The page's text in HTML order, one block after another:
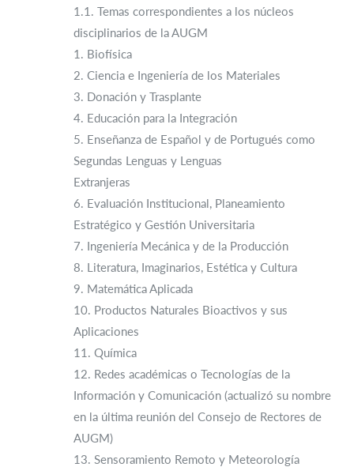
1.1. Temas correspondientes a los núcleos
disciplinarios de la AUGM
1. Biofísica
2. Ciencia e Ingeniería de los Materiales
3. Donación y Trasplante
4. Educación para la Integración
5. Enseñanza de Español y de Portugués como
Segundas Lenguas y Lenguas
Extranjeras
6. Evaluación Institucional, Planeamiento
Estratégico y Gestión Universitaria
7. Ingeniería Mecánica y de la Producción
8. Literatura, Imaginarios, Estética y Cultura
9. Matemática Aplicada
10. Productos Naturales Bioactivos y sus
Aplicaciones
11. Química
12. Redes académicas o Tecnologías de la
Información y Comunicación (actualizó su nombre
en la última reunión del Consejo de Rectores de
AUGM)
13. Sensoramiento Remoto y Meteorología